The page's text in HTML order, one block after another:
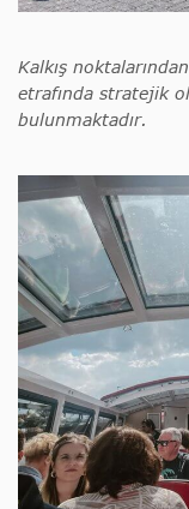
Kalkış
etrafında stratejik
bulunmaktadır.